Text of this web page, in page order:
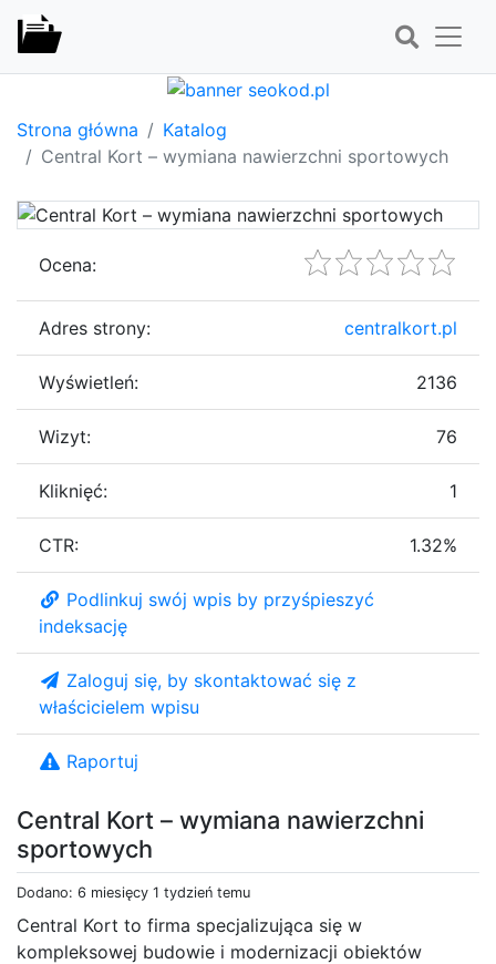
Strona główna
Katalog
Central Kort – wymiana nawierzchni sportowych
Central Kort – wymiana nawierzchni
sportowych
Dodano: 6 miesięcy 1 tydzień temu
Central Kort to firma specjalizująca się w
kompleksowej budowie i modernizacji obiektów
Ocena:
Adres strony: centralkort.pl
Wyświetleń: 2136
Wizyt: 76
Kliknięć: 1
CTR: 1.32%
Podlinkuj swój wpis by przyśpieszyć
indeksację
Zaloguj się, by skontaktować się z
właścicielem wpisu
Raportuj